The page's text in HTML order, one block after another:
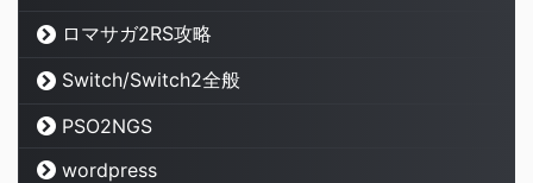
ロマサガ2RS攻略
Switch/Switch2全般
PSO2NGS
wordpress